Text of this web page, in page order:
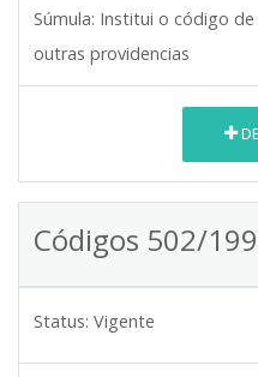
Súmula: Institui o código
outras providencias
Códigos 502/
Status: Vigente